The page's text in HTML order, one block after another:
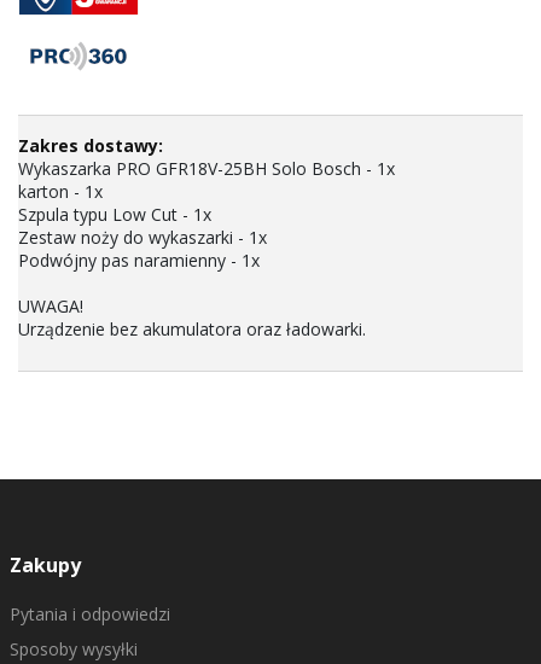
Wykaszarka PRO GFR18V-25BH Solo Bosch - 1x
karton - 1x
Szpula typu Low Cut - 1x
Zestaw noży do wykaszarki - 1x
Podwójny pas naramienny - 1x
UWAGA!
Urządzenie bez akumulatora oraz ładowarki.
Zakupy
Pytania i odpowiedzi
Sposoby wysyłki